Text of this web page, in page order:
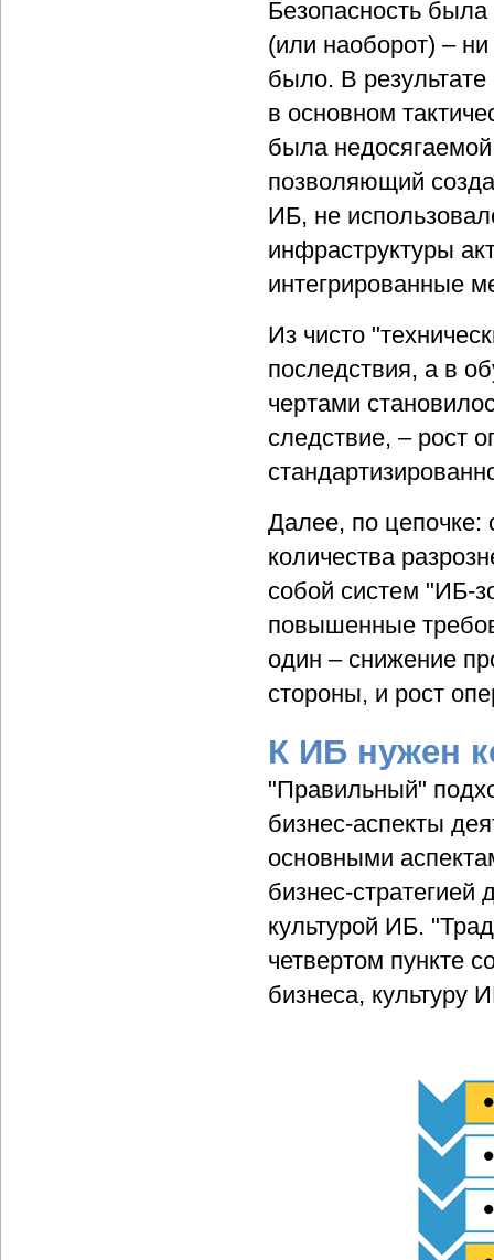
Безопасность
(или наоборот) –
было. В результате
в основном
была
позволяющий
ИБ, не
инфраструктуры
интегрированные
Из чисто
последствия, а в
чертами
следствие, – рост
Далее, по цепочке:
количества
собой систем "ИБ-
повышенные
один – снижение
стороны, и рост
К ИБ нужен
"Правильный"
бизнес-аспекты
основными
бизнес-
культурой ИБ.
четвертом пункте
бизнеса, культуру